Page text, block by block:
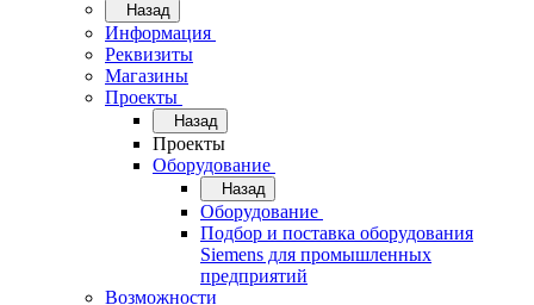
Назад
Информация
Реквизиты
Магазины
Проекты
Назад
Проекты
Оборудование
Назад
Оборудование
Подбор и поставка оборудования
Siemens для промышленных
предприятий
Возможности